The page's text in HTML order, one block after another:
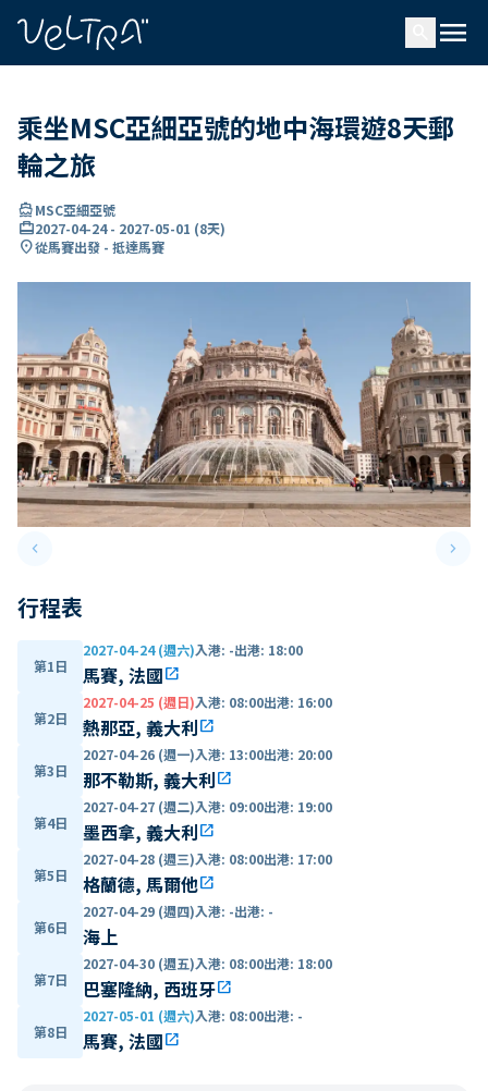
menu
乘坐MSC亞細亞號的地中海環遊8天郵
輪之旅
directions_boatMSC亞細亞號
card_travel2027-04-24- 2027-05-01 (8天)
location_on從馬賽出發 - 抵達馬賽
keyboard_arrow_leftPrevious slide keyboard_arrow_right
行程表
第1日
2027-04-24 (週六)入港: -出港: 18:00
馬賽, 法國open_in_new
第2日
2027-04-25 (週日)入港: 08:00出港: 16:00
熱那亞, 義大利open_in_new
第3日
2027-04-26 (週一)入港: 13:00出港: 20:00
那不勒斯, 義大利open_in_new
第4日
2027-04-27 (週二)入港: 09:00出港: 19:00
墨西拿, 義大利open_in_new
第5日
2027-04-28 (週三)入港: 08:00出港: 17:00
格蘭德, 馬爾他open_in_new
第6日
2027-04-29 (週四)入港: -出港: -
海上
第7日
2027-04-30 (週五)入港: 08:00出港: 18:00
巴塞隆納, 西班牙open_in_new
第8日
2027-05-01 (週六)入港: 08:00出港: -
馬賽, 法國open_in_new